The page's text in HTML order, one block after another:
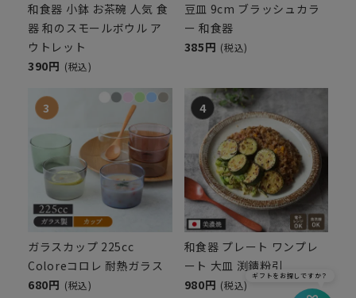
和食器 小鉢 お茶碗 人気 食
器 和のスモールボウル ア
ウトレット
390円 (税込)
豆皿 9cm ブラッシュカラ
ー 和食器
385円 (税込)
ガラスカップ 225cc
Coloreコロレ 耐熱ガラス
680円 (税込)
和食器 プレート ワンプレ
ート 大皿 渕錆粉引
980円 (税込)
ギフトをお探しですか？